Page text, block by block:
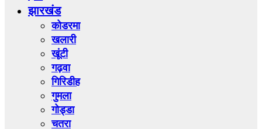
झारखंड
कोडरमा
खलारी
खूंटी
गढ़वा
गिरिडीह
गुमला
गोड्डा
चतरा